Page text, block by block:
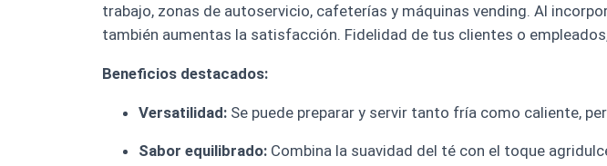
trabajo, zonas de autoservicio, cafeterías y máquinas vending. Al
también aumentas la satisfacción. Fidelidad de tus clientes o
Beneficios destacados:
Versatilidad: Se puede preparar y servir tanto fría como caliente,
Sabor equilibrado: Combina la suavidad del té con el toque